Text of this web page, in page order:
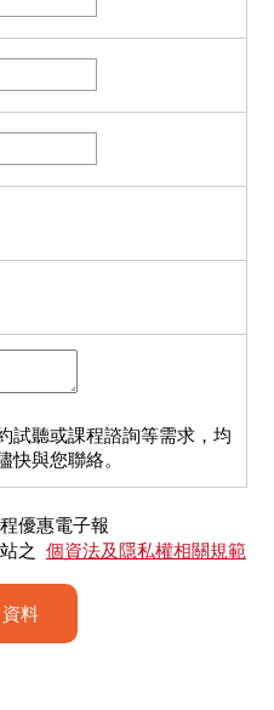
試聽或課程諮詢等需求，均
快與您聯絡。
優惠電子報
之 個資法及隱私權相關規範
料